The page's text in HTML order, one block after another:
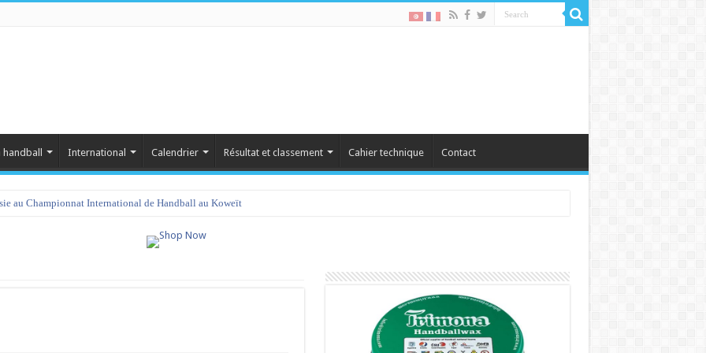
International Calendrier Résultat et classement Cahier technique Contact
au Championnat International de Handball au Koweït
2023 : programme et liste des joueurs convoqués